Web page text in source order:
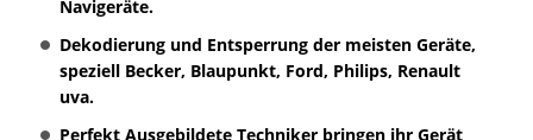
Navigeräte.
Dekodierung und Entsperrung der meisten Geräte,
speziell Becker, Blaupunkt, Ford, Philips, Renault
uva.
Perfekt Ausgebildete Techniker bringen ihr Gerät